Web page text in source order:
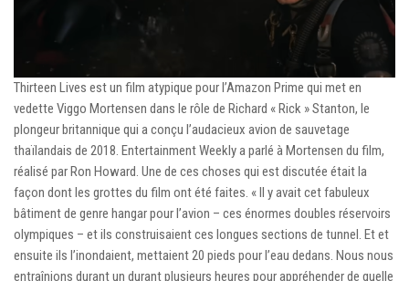
Thirteen Lives est un film atypique pour l’Amazon Prime qui met en
vedette Viggo Mortensen dans le rôle de Richard « Rick » Stanton, le
plongeur britannique qui a conçu l’audacieux avion de sauvetage
thaïlandais de 2018. Entertainment Weekly a parlé à Mortensen du film,
réalisé par Ron Howard. Une de ces choses qui est discutée était la
façon dont les grottes du film ont été faites. « Il y avait cet fabuleux
bâtiment de genre hangar pour l’avion – ces énormes doubles réservoirs
olympiques – et ils construisaient ces longues sections de tunnel. Et et
ensuite ils l’inondaient, mettaient 20 pieds pour l’eau dedans. Nous nous
entraînions durant un durant plusieurs heures pour appréhender de quelle